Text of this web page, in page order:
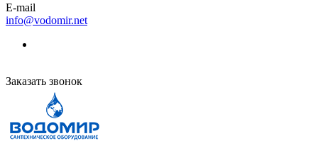
E-mail
info@vodomir.net
Заказать звонок